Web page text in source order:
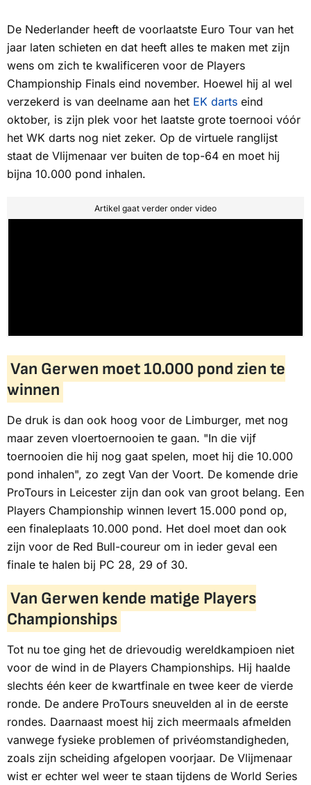
De Nederlander heeft de voorlaatste Euro Tour van het
jaar laten schieten en dat heeft alles te maken met zijn
wens om zich te kwalificeren voor de Players
Championship Finals eind november. Hoewel hij al wel
verzekerd is van deelname aan het EK darts eind
oktober, is zijn plek voor het laatste grote toernooi vóór
het WK darts nog niet zeker. Op de virtuele ranglijst
staat de Vlijmenaar ver buiten de top-64 en moet hij
bijna 10.000 pond inhalen.
Artikel gaat verder onder video
Van Gerwen moet 10.000 pond zien te
winnen
De druk is dan ook hoog voor de Limburger, met nog
maar zeven vloertoernooien te gaan. "In die vijf
toernooien die hij nog gaat spelen, moet hij die 10.000
pond inhalen", zo zegt Van der Voort. De komende drie
ProTours in Leicester zijn dan ook van groot belang. Een
Players Championship winnen levert 15.000 pond op,
een finaleplaats 10.000 pond. Het doel moet dan ook
zijn voor de Red Bull-coureur om in ieder geval een
finale te halen bij PC 28, 29 of 30.
Van Gerwen kende matige Players
Championships
Tot nu toe ging het de drievoudig wereldkampioen niet
voor de wind in de Players Championships. Hij haalde
slechts één keer de kwartfinale en twee keer de vierde
ronde. De andere ProTours sneuvelden al in de eerste
rondes. Daarnaast moest hij zich meermaals afmelden
vanwege fysieke problemen of privéomstandigheden,
zoals zijn scheiding afgelopen voorjaar. De Vlijmenaar
wist er echter wel weer te staan tijdens de World Series